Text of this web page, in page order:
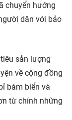
chuyển hướng
dân với bảo
sản lượng
về cộng đồng
bám biển và
từ chính những